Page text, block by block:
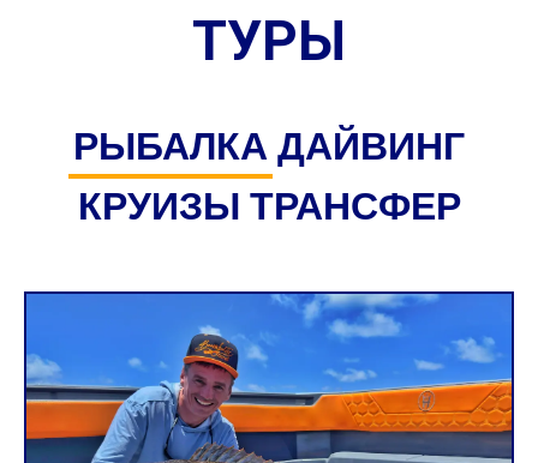
ТУРЫ
РЫБАЛКА ДАЙВИНГ
КРУИЗЫ ТРАНСФЕР